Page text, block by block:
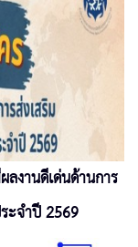
งานดีเด่นด้านการ
ะจำปี 2569